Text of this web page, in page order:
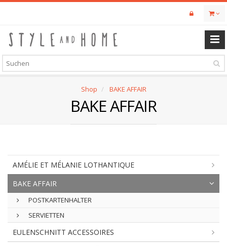
Skip
content
Shop BAKE AFFAIR
BAKE AFFAIR
AMÉLIE ET MÉLANIE LOTHANTIQUE
BAKE AFFAIR
POSTKARTENHALTER
SERVIETTEN
EULENSCHNITT ACCESSOIRES